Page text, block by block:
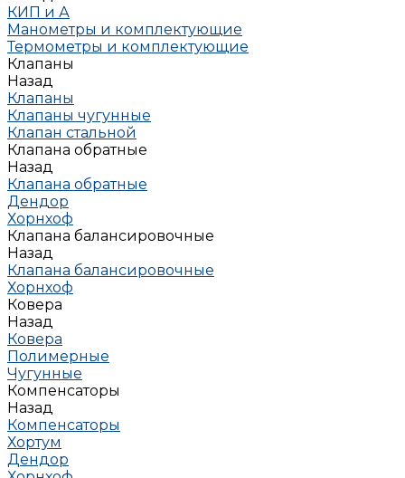
КИП и А
Манометры и комплектующие
Термометры и комплектующие
Клапаны
Назад
Клапаны
Клапаны чугунные
Клапан стальной
Клапана обратные
Назад
Клапана обратные
Дендор
Хорнхоф
Клапана балансировочные
Назад
Клапана балансировочные
Хорнхоф
Ковера
Назад
Ковера
Полимерные
Чугунные
Компенсаторы
Назад
Компенсаторы
Хортум
Дендор